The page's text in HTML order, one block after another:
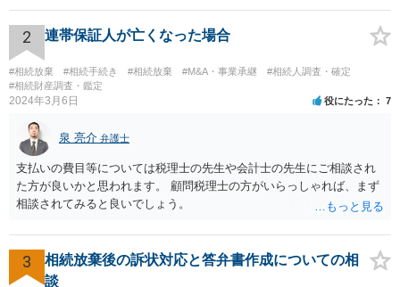
2 連帯保証人が亡くなった場合
#相続放棄 #相続手続き #相続放棄 #M&A・事業承継
#相続人調査・確定
#相続財産調査・鑑定
2024年3月6日 役にたった 7
泉 亮介 弁護士
支払いの費目等については税理士の先生や会計士の先生にご相談され
た方が良いかと思われます。 顧問税理士の方がいらっしゃれば、まず
相談されてみると良いでしょう。
3
相続放棄後の訴状対応と答弁書作成についての相
談